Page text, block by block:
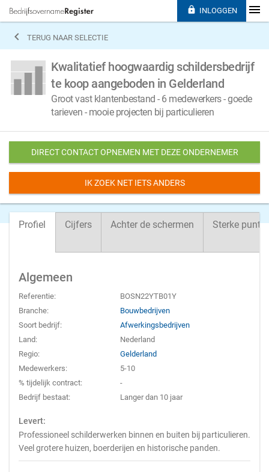
 TERUG NAAR SELECTIE
Kwalitatief hoogwaardig schildersbedrijf
te koop aangeboden in Gelderland
Groot vast klantenbestand - 6 medewerkers - goede
tarieven - mooie projecten bij particulieren
DIRECT CONTACT OPNEMEN MET DEZE ONDERNEMER
IK ZOEK NET IETS ANDERS
Profiel Cijfers Achter de schermen Sterke
Algemeen
Referentie:
BOSN22YTB01Y
Branche:
Bouwbedrijven
Soort bedrijf:
Afwerkingsbedrijven
Land:
Nederland
Regio:
Gelderland
Medewerkers:
5-10
% tijdelijk contract:
-
Bedrijf bestaat:
Langer dan 10 jaar
Levert:
Professioneel schilderwerken binnen en buiten bij particulieren.
Veel grotere huizen, boerderijen en historische panden.
 INLOGGEN